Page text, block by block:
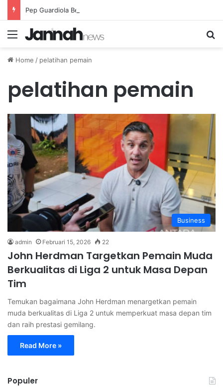
Menu
Home / pelatihan pemain
pelatihan pemain
Business
admin Februari 15, 2026 22
John Herdman Targetkan Pemain Muda
Berkualitas di Liga 2 untuk Masa Depan
Tim
Temukan bagaimana John Herdman menargetkan pemain
muda berkualitas di Liga 2 untuk memperkuat masa depan tim
dan raih prestasi gemilang.
Read More »
Populer